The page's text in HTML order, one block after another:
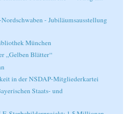
- Jubiläumsausstellung
München
„Gelben Blätter“
in der NSDAP-Mitgliederkartei
Staats- und